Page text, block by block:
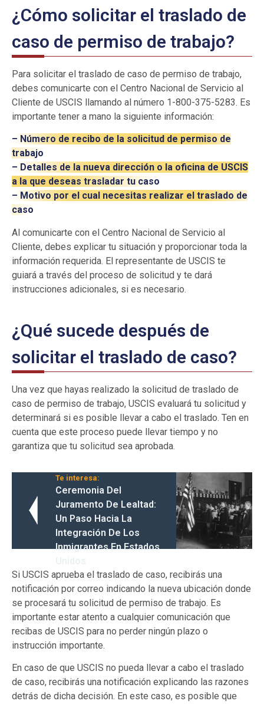
¿Cómo solicitar el traslado de
caso de permiso de trabajo?
Para solicitar el traslado de caso de permiso de trabajo,
debes comunicarte con el Centro Nacional de Servicio al
Cliente de USCIS llamando al número 1-800-375-5283. Es
importante tener a mano la siguiente información:
– Número de recibo de la solicitud de permiso de
trabajo
– Detalles de la nueva dirección o la oficina de USCIS
a la que deseas trasladar tu caso
– Motivo por el cual necesitas realizar el traslado de
caso
Al comunicarte con el Centro Nacional de Servicio al
Cliente, debes explicar tu situación y proporcionar toda la
información requerida. El representante de USCIS te
guiará a través del proceso de solicitud y te dará
instrucciones adicionales, si es necesario.
¿Qué sucede después de
solicitar el traslado de caso?
Una vez que hayas realizado la solicitud de traslado de
caso de permiso de trabajo, USCIS evaluará tu solicitud y
determinará si es posible llevar a cabo el traslado. Ten en
cuenta que este proceso puede llevar tiempo y no
garantiza que tu solicitud sea aprobada.
Te interesa:
Ceremonia Del
Juramento De Lealtad:
Un Paso Hacia La
Integración De Los
Inmigrantes En Estados
Si USCIS aprueba el traslado de caso, recibirás una
notificación por correo indicando la nueva ubicación donde
se procesará tu solicitud de permiso de trabajo. Es
importante estar atento a cualquier comunicación que
recibas de USCIS para no perder ningún plazo o
instrucción importante.
En caso de que USCIS no pueda llevar a cabo el traslado
de caso, recibirás una notificación explicando las razones
detrás de dicha decisión. En este caso, es posible que